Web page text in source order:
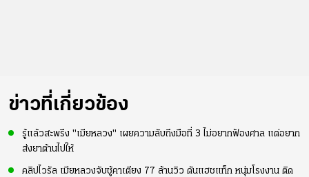
ข่าวที่เกี่ยวข้อง
รู้แล้วสะพรึง "เมียหลวง" เผยความลับถึงมือที่ 3 ไม่อยากฟ้องศาล แต่อยาก
ส่งยาต้านไปให้
คลิปไวรัล เมียหลวงจับชู้คาเตียง 77 ล้านวิว ดันแฮชแท็ก หนุ่มโรงงาน ติด